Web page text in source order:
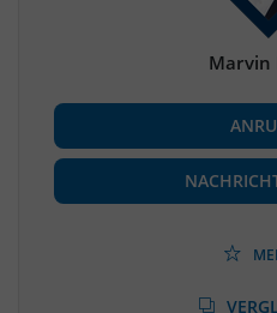
BESCHÄFTIGUNG
Beschäftigte
(Landkreis / Kreisfreie Stadt)
(Landkreis / Kreisfreie Stadt)
(Stand:
Marvin